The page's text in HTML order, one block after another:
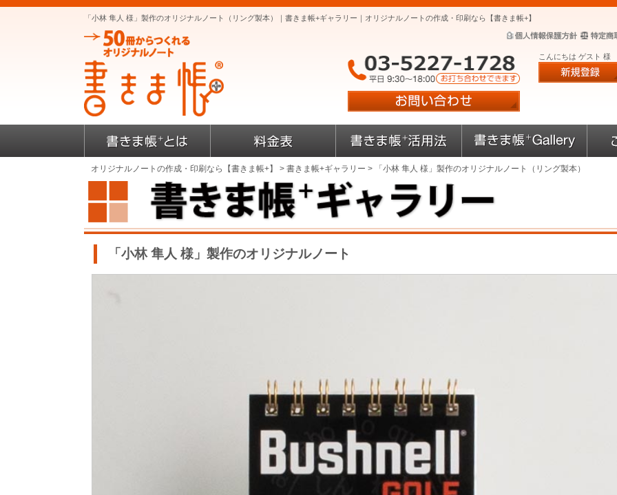
「小林 隼人 様」製作のオリジナルノート（リング製本）｜書きま帳+ギャラリー｜オリジナルノートの作成・印刷なら【書きま帳+】
こんにちは ゲスト 様
オリジナルノートの作成・印刷なら【書きま帳+】 > 書きま帳+ギャラリー > 「小林 隼人 様」製作のオリジナルノート（リング製本）
「小林 隼人 様」製作のオリジナルノート